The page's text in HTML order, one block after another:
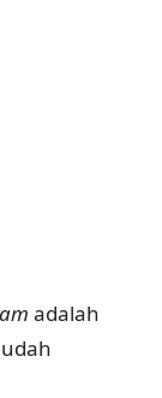
adalah